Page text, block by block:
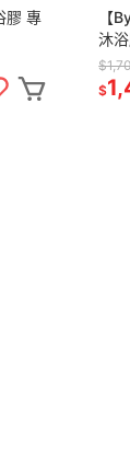
膠 專
【
$